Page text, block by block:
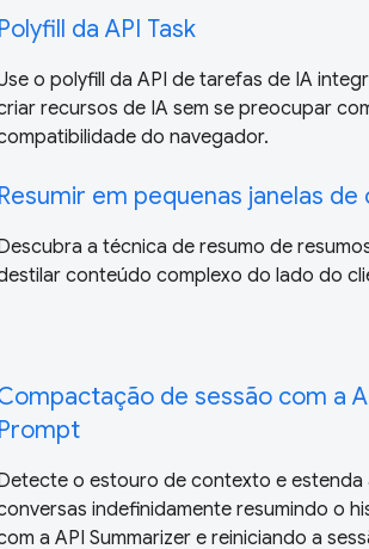
Polyfill da API Task
o polyfill da API de tarefas de IA
recursos de IA sem se preocupar
do navegador.
Resumir em pequenas janelas
a técnica de resumo de
conteúdo complexo do lado do
de sessão com a
Prompt
o estouro de contexto e estenda
indefinidamente resumindo o
a API Summarizer e reiniciando a